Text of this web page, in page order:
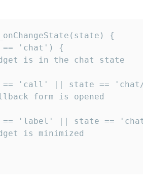
{
'chat') {
is in the chat state
'call' || state ==
form is opened
'label' || state ==
is minimized